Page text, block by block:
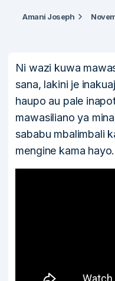
Amani Joseph
Ni wazi kuwa
sana, lakini je
haupo au pale
mawasiliano ya
sababu mbalimbali
mengine kama